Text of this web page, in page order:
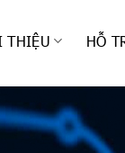
THIỆU HỖ